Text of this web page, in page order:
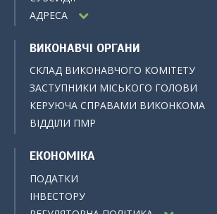
АДРЕСА
ВИКОНАВЧІ ОРГАНИ
СКЛАД ВИКОНАВЧОГО КОМІТЕТУ
ЗАСТУПНИКИ МІСЬКОГО ГОЛОВИ
КЕРУЮЧА СПРАВАМИ ВИКОНКОМА
ВІДДІЛИ ПМР
ЕКОНОМІКА
ПОДАТКИ
ІНВЕСТОРУ